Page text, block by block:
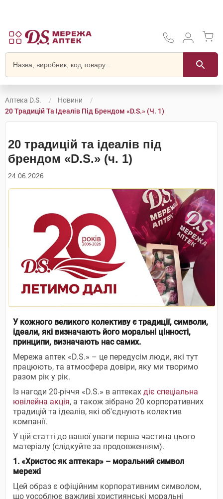
Аптека D.S.
Новини
20 Традицій Та Ідеалів Під Брендом «D.S.» (ч. 1)
20 традицій та ідеалів під
брендом «D.S.» (ч. 1)
24.06.2026
У кожного великого колективу є традиції, символи,
ідеали, які визначають його моральні цінності,
принципи, визначають нас самих.
Мережа аптек «D.S.» – це передусім люди, які тут
працюють, та атмосфера довіри, яку ми творимо
разом рік у рік.
Із нагоди 20-річчя «D.S.» в аптеках діє спеціальна
ювілейна акція, а також зібрано 20 корпоративних
традицій та ідеалів, які об'єднують колектив
компанії.
У цій статті до вашої уваги перша частина цього
матеріалу (слідкуйте за продовженням).
1. «Христос як аптекар» – моральний символ
мережі
​Цей образ є офіційним корпоративним символом,
що уособлює важливі християнські моральні